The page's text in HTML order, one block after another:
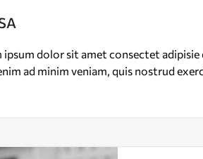
dolor sit amet consectet adipisie
ad minim veniam, quis nostrud